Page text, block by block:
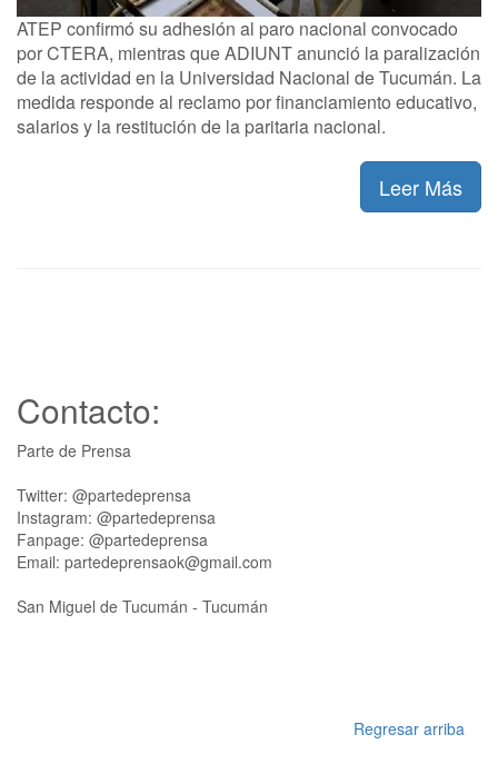
ATEP confirmó su adhesión al paro nacional convocado
por CTERA, mientras que ADIUNT anunció la paralización
de la actividad en la Universidad Nacional de Tucumán. La
medida responde al reclamo por financiamiento educativo,
salarios y la restitución de la paritaria nacional.
Leer Más
Contacto:
Parte de Prensa
Twitter: @partedeprensa
Instagram: @partedeprensa
Fanpage: @partedeprensa
Email: partedeprensaok@gmail.com
San Miguel de Tucumán - Tucumán
Regresar arriba